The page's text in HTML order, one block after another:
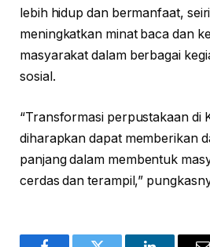
lebih hidup dan bermanfaat,
meningkatkan minat baca dan
masyarakat dalam berbagai
sosial.
“Transformasi perpustakaan di
diharapkan dapat memberikan
panjang dalam membentuk
cerdas dan terampil,”